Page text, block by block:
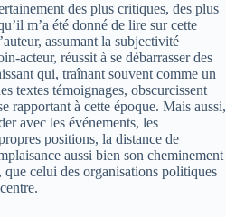
des plus critiques, des plus
m’a été donné de lire sur cette
assumant la subjectivité
acteur, réussit à se débarrasser des
qui, traînant souvent comme un
textes témoignages, obscurcissent
rapportant à cette époque. Mais aussi,
avec les événements, les
positions, la distance de
aussi bien son cheminement
celui des organisations politiques